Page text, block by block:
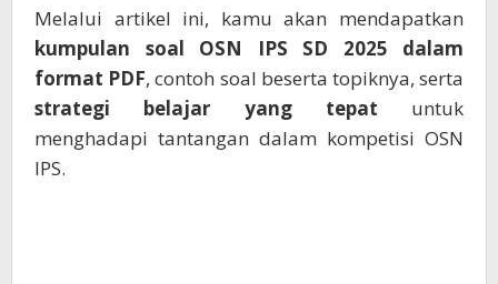
Melalui artikel ini, kamu akan mendapatkan
kumpulan soal OSN IPS SD 2025 dalam
format PDF, contoh soal beserta topiknya, serta
strategi belajar yang tepat untuk
menghadapi tantangan dalam kompetisi OSN
IPS.